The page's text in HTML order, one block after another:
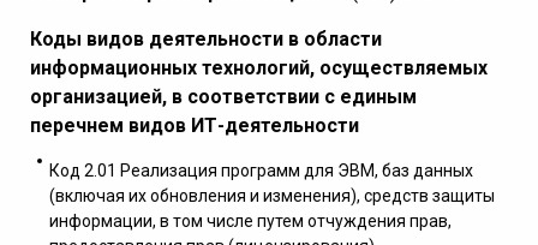
Коды видов деятельности в области
информационных технологий, осуществляемых
организацией, в соответствии с единым
перечнем видов ИТ-деятельности
Код 2.01 Реализация программ для ЭВМ, баз данных
(включая их обновления и изменения), средств защиты
информации, в том числе путем отчуждения прав,